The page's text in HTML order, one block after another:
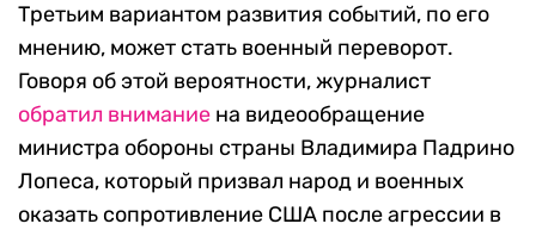
Третьим вариантом развития событий, по его
мнению, может стать военный переворот.
Говоря об этой вероятности, журналист
обратил внимание на видеообращение
министра обороны страны Владимира Падрино
Лопеса, который призвал народ и военных
оказать сопротивление США после агрессии в